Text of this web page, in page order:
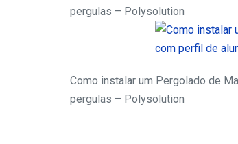
pergulas – Polysolution
Como instalar um Pergolado de
pergulas – Polysolution